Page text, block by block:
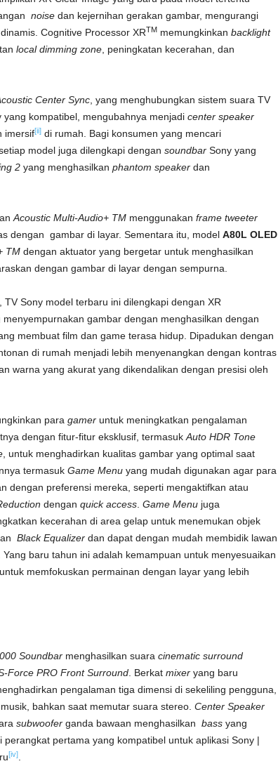
noisedan kejernihan gerakan gambar, mengurangi
Cognitive Processor XRTMmemungkinkan backlight
local dimming zone, peningkatan kecerahan, dan
Center Sync, yang menghubungkan sistem suara TV
kompatibel, mengubahnya menjadi center speaker
imersif[ii]di rumah. Bagi konsumen yang mencari
model juga dilengkapi dengan soundbar Sony yang
2yang menghasilkan phantom speaker dan
Acoustic Multi-Audio+ TMmenggunakan frame tweeter
dengan gambar di layar. Sementara itu, model A80L OLED
TMdengan aktuator yang bergetar untuk menghasilkan
dengan gambar di layar dengan sempurna.
TV Sony model terbaru ini dilengkapi dengan XR
gambar dengan menghasilkan dengan
membuat film dan game terasa hidup. Dipadukan dengan
di rumah menjadi lebih menyenangkan dengan kontras
warna yang akurat yang dikendalikan dengan presisi oleh
para gamer untuk meningkatkan pengalaman
dengan fitur-fitur eksklusif, termasuk Auto HDR Tone
, untuk menghadirkan kualitas gambar yang optimal saat
termasuk Game Menuyang mudah digunakan agar para
dengan preferensi mereka, seperti mengaktifkan atau
dengan quick access. Game Menujuga
kecerahan di area gelap untuk menemukan objek
Black Equalizerdan dapat dengan mudah membidik lawan
baru tahun ini adalah kemampuan untuk menyesuaikan
memfokuskan permainan dengan layar yang lebih
Soundbarmenghasilkan suara cinematic surround
Force PRO Front Surround. Berkat mixeryang baru
pengalaman tiga dimensi di sekeliling pengguna,
bahkan saat memutar suara stereo. Center Speaker
subwooferganda bawaan menghasilkan bassyang
pertama yang kompatibel untuk aplikasi Sony |
[iv].